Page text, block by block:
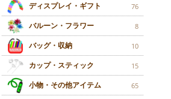
ディスプレイ・ギフト 76
バルーン・フラワー 8
バッグ・収納 10
カップ・スティック 15
小物・その他アイテム 65